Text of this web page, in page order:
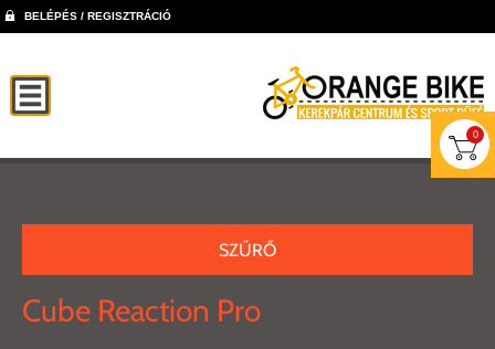
BELÉPÉS / REGISZTRÁCIÓ
0
SZŰRŐ
Cube Reaction Pro